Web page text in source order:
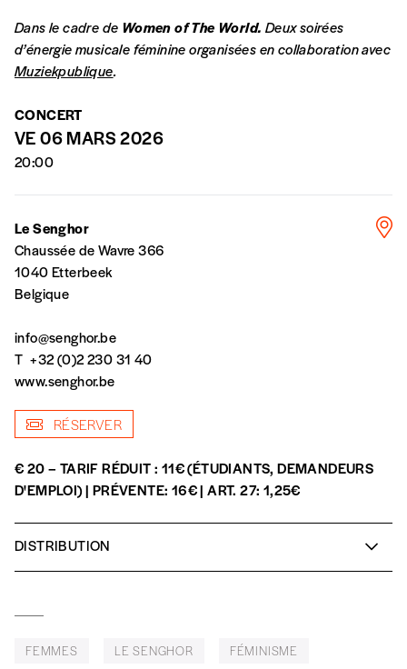
Les mots de passe ne correspondent pas
INSCRIPTION
*champs obligatoires
Vous renseignez vos coordonnées.
Vous versez le montant de votre choix sur le
compte
la commande renseigné dans le mail de
confirmation et la mention “participation
NB: Vous pouvez choisir de participer
financièrement à tout moment, même après
avoir reçu plusieurs numéros. Ce paiement
n’est pas indispensable. Il marque votre
NOS
FORMULES
Abonnement
1 an = 5 numéros
20€*/an
Dans le cadre de Women of The World. Deux soirées
d’énergie musicale féminine organisées en collaboration avec
Muziekpublique.
CONCERT
VE 06 MARS 2026
20:00
Le Senghor
Chaussée de Wavre 366
1040 Etterbeek
Belgique
info@senghor.be
T +32 (0)2 230 31 40
www.senghor.be
RÉSERVER
€ 20 – TARIF RÉDUIT : 11€ (ÉTUDIANTS, DEMANDEURS
D'EMPLOI) | PRÉVENTE: 16€ | ART. 27: 1,25€
DISTRIBUTION
Ghalia Benalichant, composition
Vincent Noiret
FEMMES LE SENGHOR
FÉMINISME